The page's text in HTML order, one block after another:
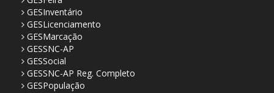
GESInventário
GESLicenciamento
GESMarcação
GESSNC-AP
GESSocial
GESSNC-AP Reg. Completo
GESPopulação